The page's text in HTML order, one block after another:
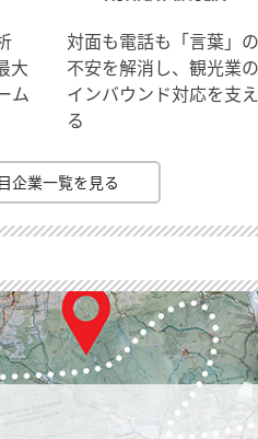
大
ム
対面も電話も「言葉」の
不安を解消し、観光業の
インバウンド対応を支え
る
企業一覧を見る